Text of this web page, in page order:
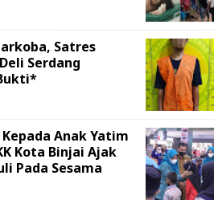
Satres
Serdang
Anak Yatim
Kota Binjai Ajak
Pada Sesama